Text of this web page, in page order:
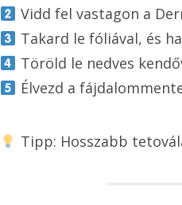
Vidd fel vastagon a
Takard le fóliával, és
Töröld le nedves
Élvezd a
Tipp: Hosszabb